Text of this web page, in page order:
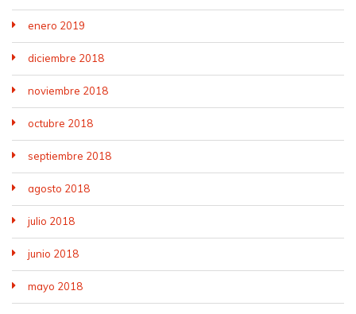
enero 2019
diciembre 2018
noviembre 2018
octubre 2018
septiembre 2018
agosto 2018
julio 2018
junio 2018
mayo 2018